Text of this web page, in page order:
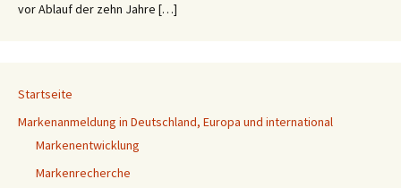
vor Ablauf der zehn Jahre […]
Startseite
Markenanmeldung in Deutschland, Europa und international
Markenentwicklung
Markenrecherche